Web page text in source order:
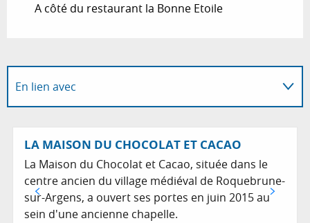
A côté du restaurant la Bonne Etoile
En lien avec
Adresse utile
LA MAISON DU CHOCOLAT ET CACAO
La Maison du Chocolat et Cacao, située dans le
centre ancien du village médiéval de Roquebrune-
sur-Argens, a ouvert ses portes en juin 2015 au
sein d'une ancienne chapelle.